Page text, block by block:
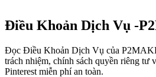
Điều Khoản Dịch Vụ -
Đọc Điều Khoản Dịch Vụ của
trách nhiệm, chính sách quyền riêng tư
Pinterest miễn phí an toàn.